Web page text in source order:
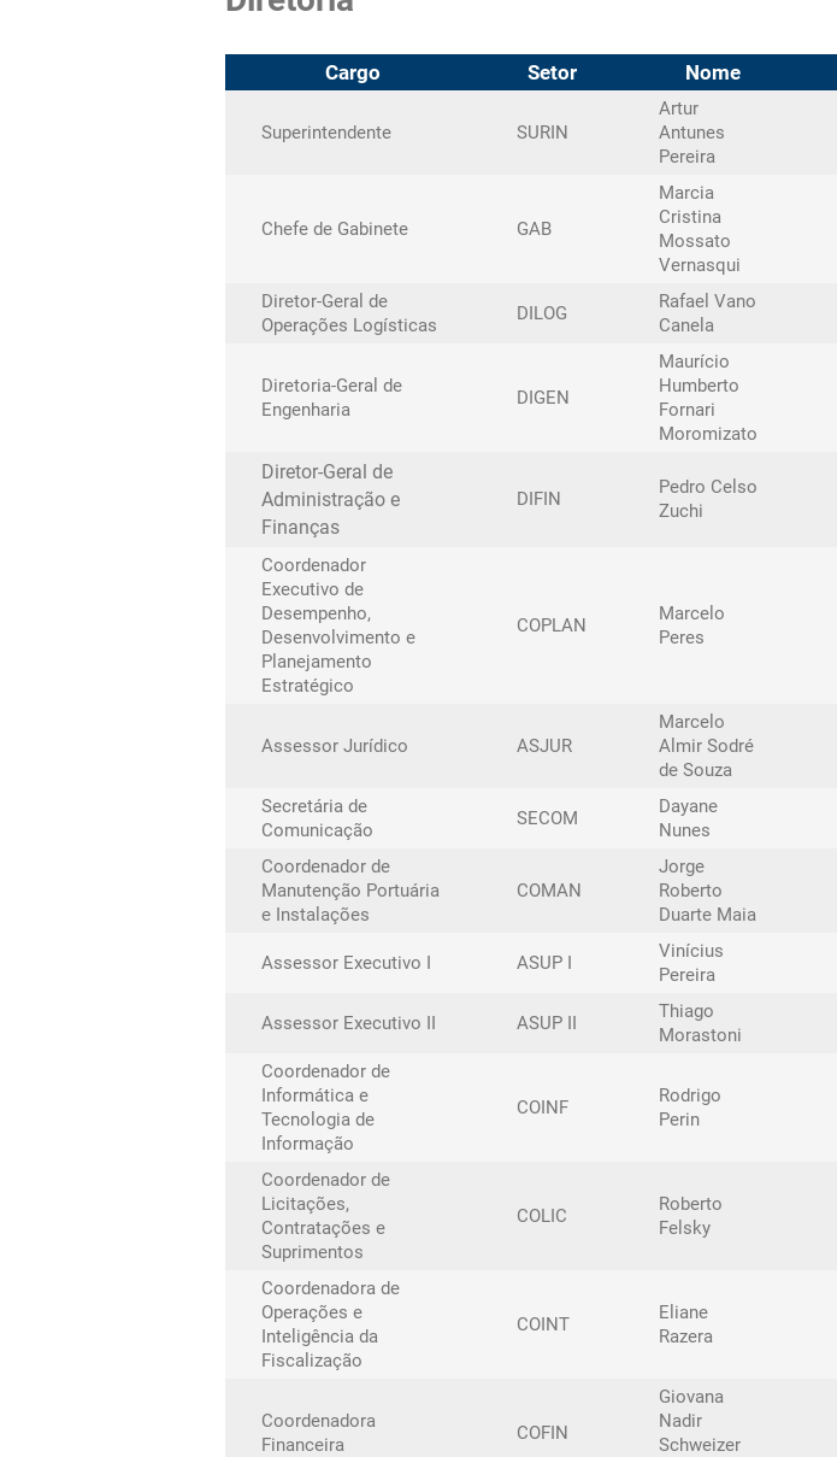
INFRAESTRUTURA
AVISO: RECINTO
CARTILHA DE COMBATE
Cargo Setor Nome
Superintendente SURIN
Artur
Antunes
Pereira
Chefe de Gabinete GAB
Marcia
Cristina
Mossato
Vernasqui
Diretor-Geral de
Operações Logísticas
DILOG
Rafael Vano
Canela
Diretoria-Geral de
Engenharia
DIGEN
Maurício
Humberto
Fornari
Moromizato
Diretor-Geral de
Administração e
Finanças
DIFIN
Pedro Celso
Zuchi
Coordenador
Executivo de
Desempenho,
Desenvolvimento e
Planejamento
Estratégico
COPLAN
Marcelo
Peres
Assessor Jurídico ASJUR
Marcelo
Almir Sodré
de Souza
Secretária de
Comunicação
SECOM
Dayane
Nunes
Coordenador de
Manutenção Portuária
e Instalações
COMAN
Jorge
Roberto
Duarte Maia
Assessor Executivo I ASUP I
Vinícius
Pereira
Assessor Executivo II ASUP II
Thiago
Morastoni
Coordenador de
Informática e
Tecnologia de
Informação
COINF
Rodrigo
Perin
Coordenador de
Licitações,
Contratações e
Suprimentos
COLIC
Roberto
Felsky
Coordenadora de
Operações e
Inteligência da
Fiscalização
COINT
Eliane
Razera
Coordenadora
Financeira
COFIN
Giovana
Nadir
Schweizer